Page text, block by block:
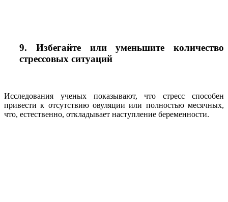
9. Избегайте или уменьшите количество
стрессовых ситуаций
Исследования ученых показывают, что стресс способен
привести к отсутствию овуляции или полностью месячных,
что, естественно, откладывает наступление беременности.